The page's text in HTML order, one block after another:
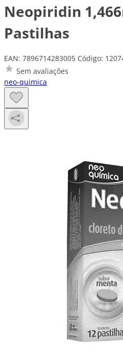
Neopiridin
Pastilhas
EAN: 7896714283005 Código:
Sem avaliações
neo-quimica